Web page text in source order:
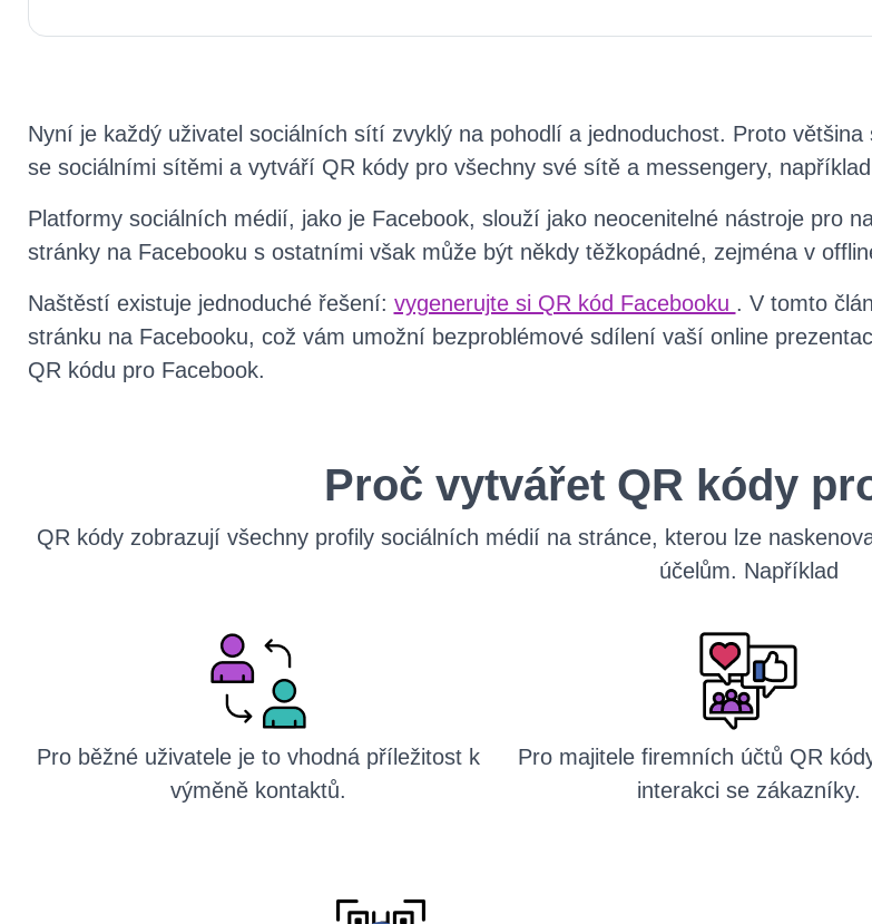
Nyní je každý uživatel sociálních sítí zvyklý na pohodlí a jednoduchost. Proto
se sociálními sítěmi a vytváří QR kódy pro všechny své sítě a messengery,
Platformy sociálních médií, jako je Facebook, slouží jako neocenitelné nástroje pro
stránky na Facebooku s ostatními však může být někdy těžkopádné, zejména v
Naštěstí existuje jednoduché řešení: vygenerujte si QR kód Facebooku . V tomto
stránku na Facebooku, což vám umožní bezproblémové sdílení vaší online
QR kódu pro Facebook.
Proč vytvářet QR kódy
QR kódy zobrazují všechny profily sociálních médií na stránce, kterou lze
účelům. Například
Pro běžné uživatele je to vhodná příležitost k
výměně kontaktů.
Pro majitele firemních účtů QR
interakci se zákazníky.